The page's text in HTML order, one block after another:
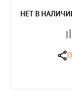
НЕТ В